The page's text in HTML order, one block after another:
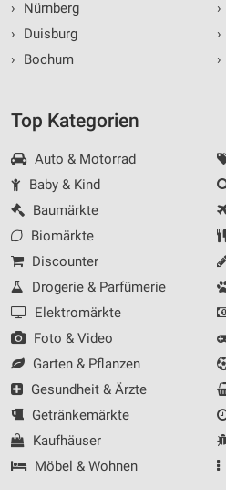
›
Nürnberg
›
Duisburg
›
Bochum
›
›
›
Top Kategorien
Auto & Motorrad
Baby & Kind
Baumärkte
Biomärkte
Discounter
Drogerie & Parfümerie
Elektromärkte
Foto & Video
Garten & Pflanzen
Gesundheit & Ärzte
Getränkemärkte
Kaufhäuser
Möbel & Wohnen